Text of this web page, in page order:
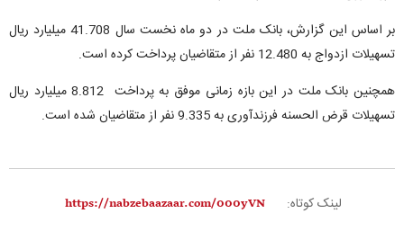
بر اساس این گزارش، بانک ملت در دو ماه نخست سال 41.708 میلیارد ریال
تسهیلات ازدواج به 12.480 نفر از متقاضیان پرداخت کرده است.
همچنین بانک ملت در این بازه زمانی موفق به پرداخت 8.812 میلیارد ریال
تسهیلات قرض الحسنه فرزندآوری به 9.335 نفر از متقاضیان شده است.
لینک کوتاه: